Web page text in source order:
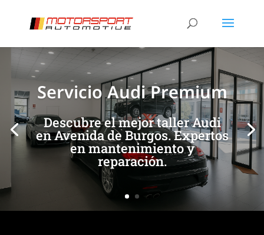
Servicio Audi Premium
Descubre el mejor taller Audi
en Avenida de Burgos. Expertos
en mantenimiento y
reparación.
[/et_pb_slide][/et_pb_slide]